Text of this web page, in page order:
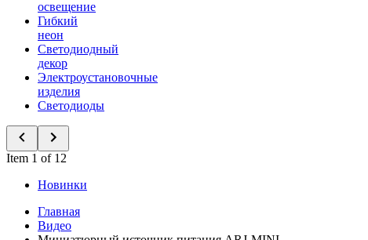
освещение
Гибкий
неон
Светодиодный
декор
Электроустановочные
изделия
Светодиоды
Item 1 of 12
Новинки
Главная
Видео